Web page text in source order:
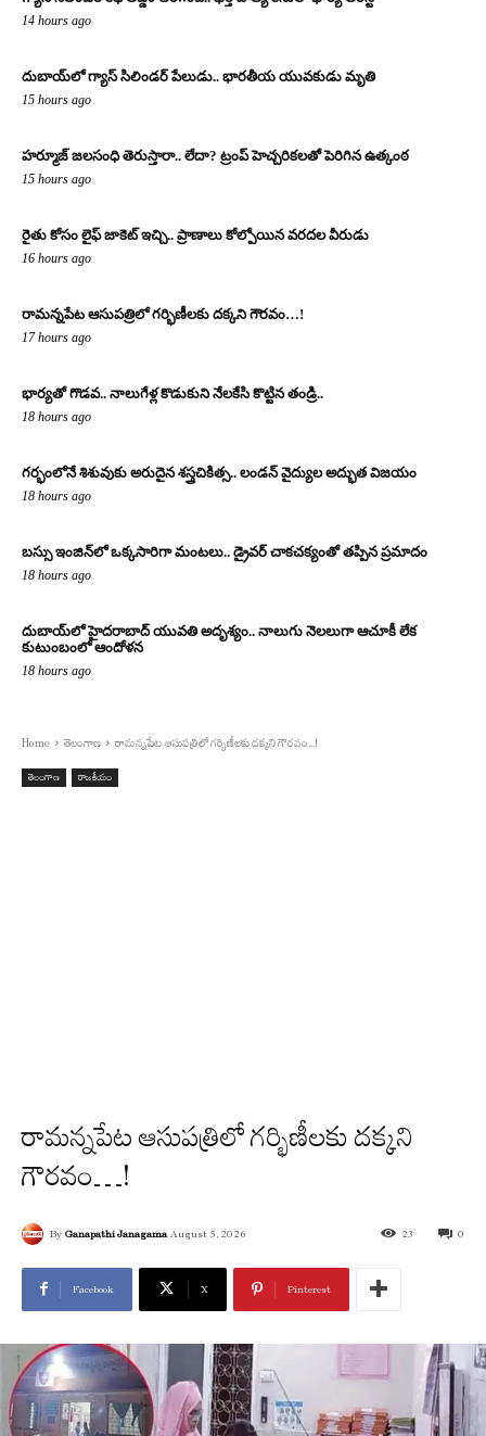
14 hours ago
దుబాయ్‌లో గ్యాస్ సిలిండర్ పేలుడు.. భారతీయ యువకుడు మృతి
15 hours ago
హర్మూజ్ జలసంధి తెరుస్తారా.. లేదా? ట్రంప్ హెచ్చరికలతో పెరిగిన ఉత్కంఠ
15 hours ago
రైతు కోసం లైఫ్ జాకెట్ ఇచ్చి.. ప్రాణాలు కోల్పోయిన వరదల వీరుడు
16 hours ago
రామన్నపేట ఆసుపత్రిలో గర్భిణీలకు దక్కని గౌరవం…!
17 hours ago
భార్యతో గొడవ.. నాలుగేళ్ల కొడుకుని నేలకేసి కొట్టిన తండ్రి..
18 hours ago
గర్భంలోనే శిశువుకు అరుదైన శస్త్రచికిత్స.. లండన్ వైద్యుల అద్భుత విజయం
18 hours ago
బస్సు ఇంజిన్‌లో ఒక్కసారిగా మంటలు.. డ్రైవర్ చాకచక్యంతో తప్పిన ప్రమాదం
18 hours ago
దుబాయ్‌లో హైదరాబాద్ యువతి అదృశ్యం.. నాలుగు నెలలుగా ఆచూకీ లేక
కుటుంబంలో ఆందోళన
18 hours ago